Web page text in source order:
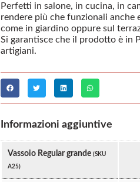
Perfetti in salone, in cucina, in
rendere più che funzionali anche
come in giardino oppure sul
Si garantisce che il prodotto è in
artigiani.
Informazioni aggiuntive
Vassoio Regular grande (SKU
A25)